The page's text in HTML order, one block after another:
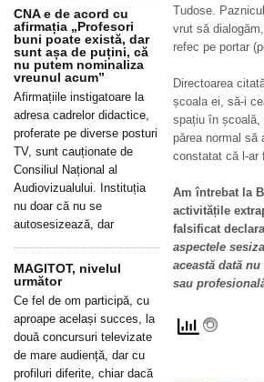
Tudose.
vrut să
refec pe portar
Directoarea
școala ei, să-i
spațiu în școală,
părea normal să
constatat că l-ar
Am întrebat la
activitățile
falsificat
aspectele
această dată
sau
CNA e de acord cu
afirmația „Profesori
buni poate există, dar
sunt așa de puțini, că
nu putem nominaliza
vreunul acum”
Afirmațiile instigatoare la
adresa cadrelor didactice,
proferate pe diverse posturi
TV, sunt cauționate de
Consiliul Național al
Audiovizualului. Instituția
nu doar că nu se
autosesizează, dar
MAGITOT, nivelul
următor
Ce fel de om participă, cu
aproape același succes, la
două concursuri televizate
de mare audiență, dar cu
profiluri diferite, chiar dacă